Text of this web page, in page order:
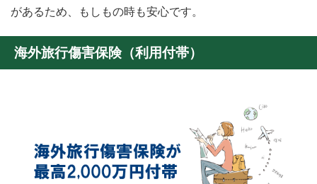
があるため、もしもの時も安心です。
海外旅行傷害保険（利用付帯）